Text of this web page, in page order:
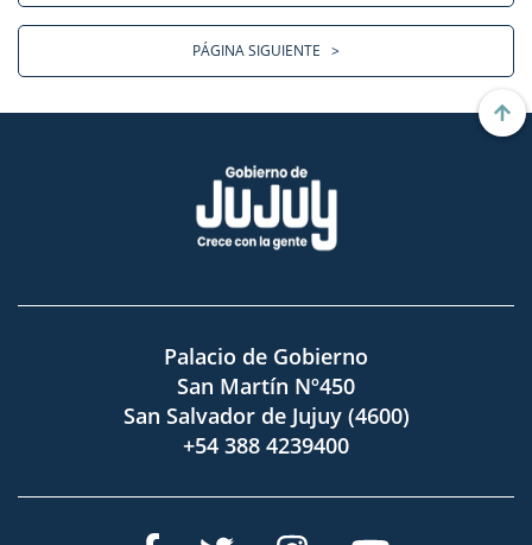
PÁGINA SIGUIENTE >
Palacio de Gobierno
San Martín Nº450
San Salvador de Jujuy (4600)
+54 388 4239400